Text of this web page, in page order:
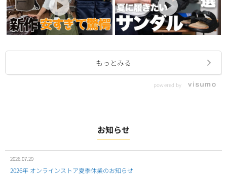
もっとみる
powered by
お知らせ
2026.07.29
2026年 オンラインストア夏季休業のお知らせ